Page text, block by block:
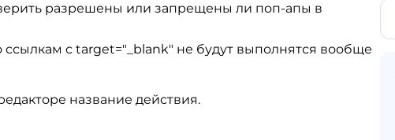
разрешены или запрещены ли поп-апы в
с target="_blank" не будут выполнятся вообще
название действия.